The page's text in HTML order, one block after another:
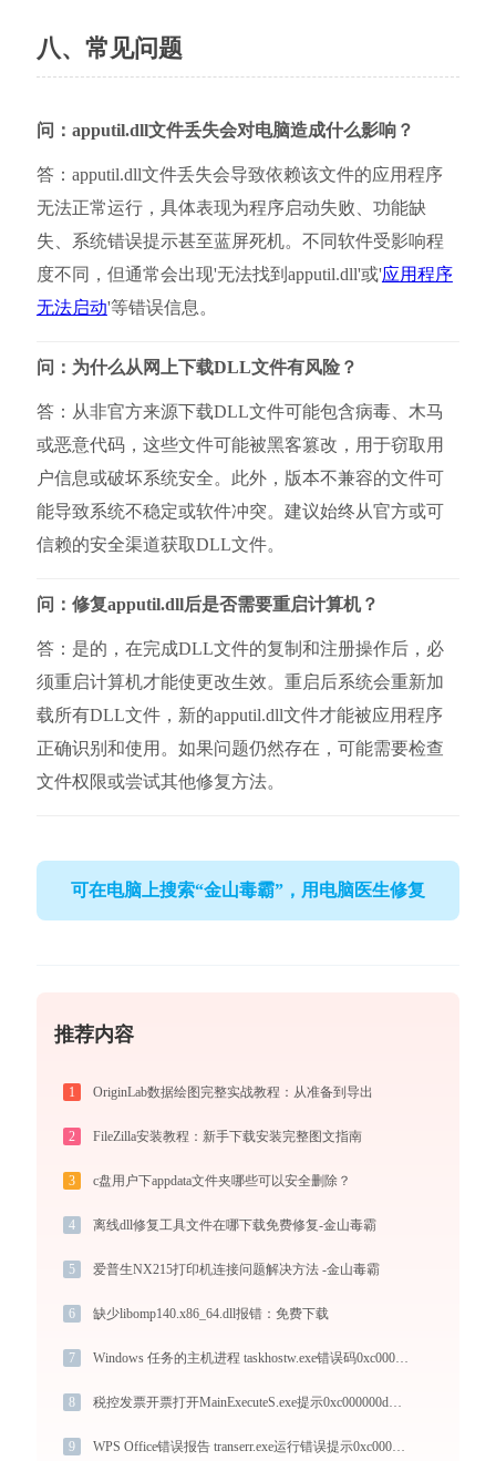
八、常见问题
问：apputil.dll文件丢失会对电脑造成什么影响？
答：apputil.dll文件丢失会导致依赖该文件的应用程序
无法正常运行，具体表现为程序启动失败、功能缺
失、系统错误提示甚至蓝屏死机。不同软件受影响程
度不同，但通常会出现'无法找到apputil.dll'或'应用程序
无法启动'等错误信息。
问：为什么从网上下载DLL文件有风险？
答：从非官方来源下载DLL文件可能包含病毒、木马
或恶意代码，这些文件可能被黑客篡改，用于窃取用
户信息或破坏系统安全。此外，版本不兼容的文件可
能导致系统不稳定或软件冲突。建议始终从官方或可
信赖的安全渠道获取DLL文件。
问：修复apputil.dll后是否需要重启计算机？
答：是的，在完成DLL文件的复制和注册操作后，必
须重启计算机才能使更改生效。重启后系统会重新加
载所有DLL文件，新的apputil.dll文件才能被应用程序
正确识别和使用。如果问题仍然存在，可能需要检查
文件权限或尝试其他修复方法。
可在电脑上搜索“金山毒霸”，用电脑医生修复
推荐内容
1 OriginLab数据绘图完整实战教程：从准备到导出
2 FileZilla安装教程：新手下载安装完整图文指南
3 c盘用户下appdata文件夹哪些可以安全删除？
4 离线dll修复工具文件在哪下载免费修复-金山毒霸
5 爱普生NX215打印机连接问题解决方法 -金山毒霸
6 缺少libomp140.x86_64.dll报错：免费下载
7 Windows 任务的主机进程 taskhostw.exe错误码0xc0000008处理办法
8 税控发票开票打开MainExecuteS.exe提示0xc000000d错误码怎么办
9 WPS Office错误报告 transerr.exe运行错误提示0xc000000d的解决办法